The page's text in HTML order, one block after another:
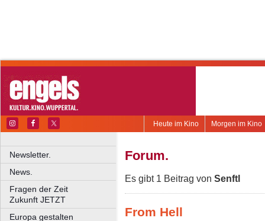
Morgen im Kino
Heute im Kino
Newsletter.
News.
Fragen der Zeit
Zukunft JETZT
Europa gestalten
Forum.
Es gibt 1 Beitrag von Senftl
From Hell